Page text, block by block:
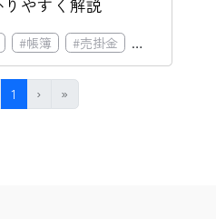
# 仕訳帳 #債務 #資金調達
やすく解説
#帳簿 #売掛金 #
Previous
1 (current)
›Next
»